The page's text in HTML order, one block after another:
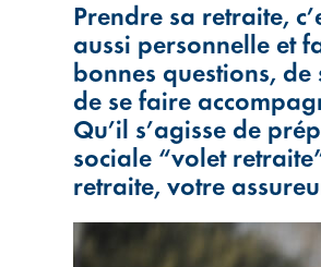
Prendre sa retraite,
aussi personnelle et
bonnes questions,
de se faire
Qu’il s’agisse de
sociale “volet
retraite, votre